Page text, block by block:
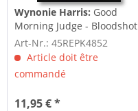
Wynonie Harris: Good
Morning Judge - Bloodshot
Eyes ((7inch,...
Art-Nr.: 45REPK4852
Article doit être
commandé
11,95 € *